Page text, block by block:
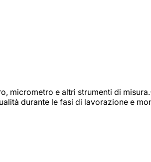
micrometro e altri strumenti di
durante le fasi di lavorazione e